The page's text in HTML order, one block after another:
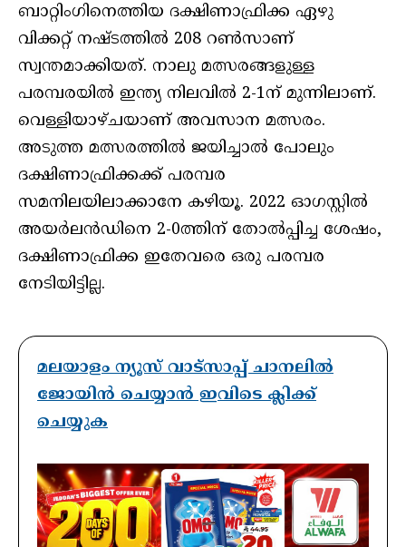
ബാറ്റിംഗിനെത്തിയ ദക്ഷിണാഫ്രിക്ക ഏഴു
വിക്കറ്റ് നഷ്ടത്തിൽ 208 റൺസാണ്
സ്വന്തമാക്കിയത്. നാലു മത്സരങ്ങളുള്ള
പരമ്പരയിൽ ഇന്ത്യ നിലവിൽ 2-1ന് മുന്നിലാണ്.
വെള്ളിയാഴ്ചയാണ് അവസാന മത്സരം.
അടുത്ത മത്സരത്തിൽ ജയിച്ചാൽ പോലും
ദക്ഷിണാഫ്രിക്കക്ക് പരമ്പര
സമനിലയിലാക്കാനേ കഴിയൂ. 2022 ഓഗസ്റ്റിൽ
അയർലൻഡിനെ 2-0ത്തിന് തോൽപ്പിച്ച ശേഷം,
ദക്ഷിണാഫ്രിക്ക ഇതേവരെ ഒരു പരമ്പര
നേടിയിട്ടില്ല.
മലയാളം ന്യൂസ് വാട്സാപ്പ് ചാനലിൽ
ജോയിൻ ചെയ്യാൻ ഇവിടെ ക്ലിക്ക്
ചെയ്യുക